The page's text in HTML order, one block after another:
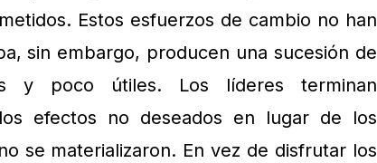
Estos esfuerzos de cambio no han
sin embargo, producen una sucesión de
y poco útiles. Los líderes terminan
efectos no deseados en lugar de los
se materializaron. En vez de disfrutar los